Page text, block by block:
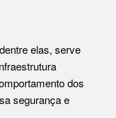
elas, serve
dos
segurança e